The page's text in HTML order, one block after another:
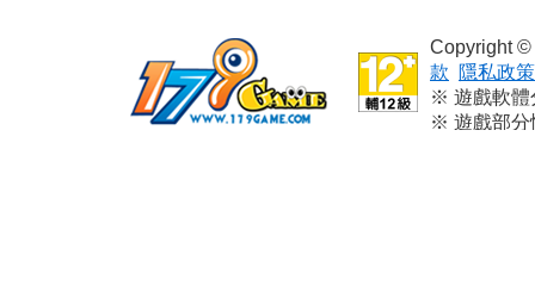
Copyright
款
隱私政策
※ 遊戲軟體
※ 遊戲部分